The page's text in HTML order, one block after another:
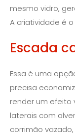
mesmo vidro,
A criatividade é o
Escada
Essa é uma
precisa
render um efeito
laterais com
corrimão